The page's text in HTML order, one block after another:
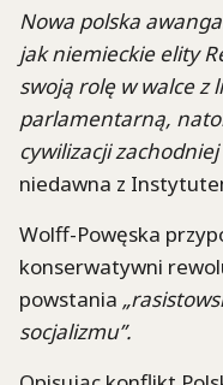
Nowa polska
jak niemieckie elity
swoją rolę w walce z
parlamentarną,
cywilizacji zachodniej
niedawna z
Wolff-Powęska
konserwatywni
powstania
socjalizmu”.